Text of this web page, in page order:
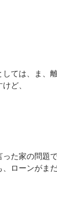
しては、ま、
ど、
た家の問題で
ローンがま